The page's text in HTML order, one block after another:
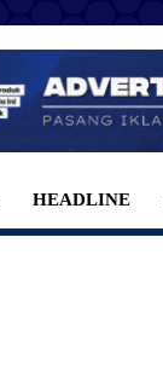
HEADLINE